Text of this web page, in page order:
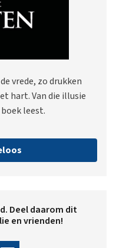
vrede, zo drukken
hart. Van die illusie
leest.
Deel daarom dit
en vrienden!